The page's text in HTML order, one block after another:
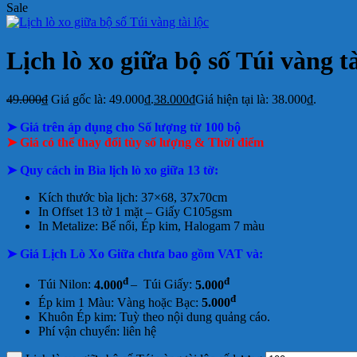
Sale
Lịch lò xo giữa bộ số Túi vàng
49.000₫ Giá gốc là: 49.000₫.38.000₫Giá hiện tại là: 38.000₫.
➤ Giá trên áp dụng cho Số lượng từ 100 bộ
➤ Giá có thể thay đổi tùy số lượng & Thời điểm
➤ Quy cách in Bìa lịch lò xo giữa 13 tờ:
Kích thước bìa lịch: 37×68, 37x70cm
In Offset 13 tờ 1 mặt – Giấy C105gsm
In Metalize: Bế nổi, Ép kim, Halogam 7 màu
➤ Giá Lịch Lò Xo Giữa chưa bao gồm VAT và:
Túi Nilon: 4.000đ – Túi Giấy: 5.000đ
Ép kim 1 Màu: Vàng hoặc Bạc: 5.000đ
Khuôn Ép kim: Tuỳ theo nội dung quảng cáo.
Phí vận chuyển: liên hệ